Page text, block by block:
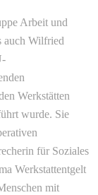
Arbeit und
auch Wilfried
Werkstätten
wurde. Sie
für Soziales
Werkstattentgelt
mit